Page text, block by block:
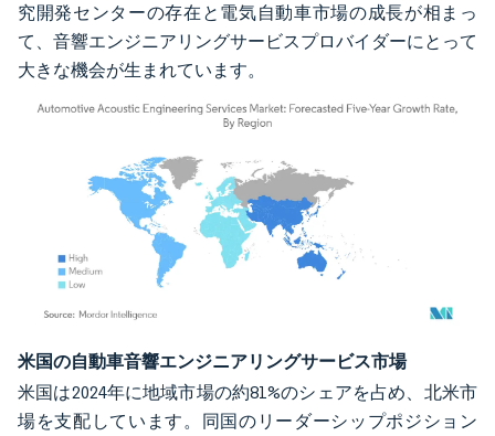
究開発センターの存在と電気自動車市場の成長が相まっ
て、音響エンジニアリングサービスプロバイダーにとって
大きな機会が生まれています。
画像 © Mordor Intelligence。再利用にはCC BY 4.0の表示が必要です。
米国の自動車音響エンジニアリングサービス市場
米国は2024年に地域市場の約81%のシェアを占め、北米市
場を支配しています。同国のリーダーシップポジション